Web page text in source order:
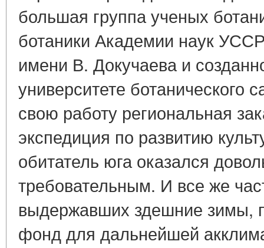
большая группа ученых
ботаники Академии наук
имени В. Докучаева и
университете ботанического
свою работу региональная
экспедиция по развитию
обитатель юга оказался
требовательным. И все же
выдержавших здешние зимы,
фонд для дальнейшей